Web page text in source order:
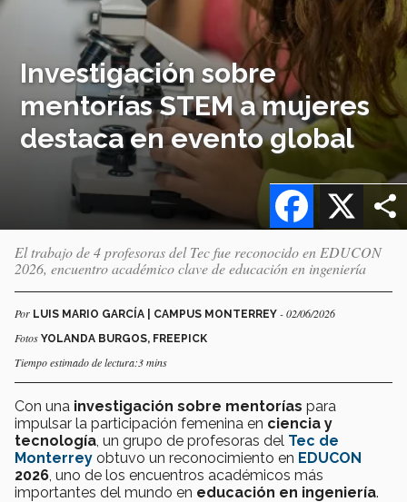
Investigación sobre
mentorías STEM a mujeres
destaca en evento global
X
Facebook
El trabajo de 4 profesoras del Tec fue reconocido en EDUCON
2026, encuentro académico clave de educación en ingeniería
Por LUIS MARIO GARCÍA | CAMPUS MONTERREY - 02/06/2026
Fotos YOLANDA BURGOS, FREEPICK
Tiempo estimado de lectura:3 mins
Con una investigación sobre mentorías para
impulsar la participación femenina en ciencia y
tecnología , un grupo de profesoras del Tec de
Monterrey obtuvo un reconocimiento en EDUCON
2026 , uno de los encuentros académicos más
importantes del mundo en educación en ingeniería.